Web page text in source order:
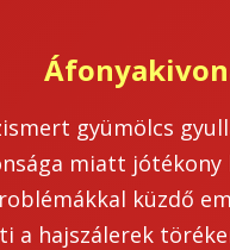
gyümölcs
miatt jótékony
küzdő
a hajszálerek